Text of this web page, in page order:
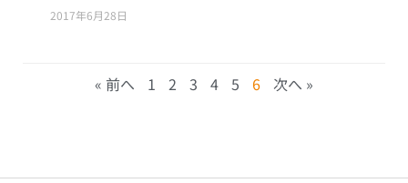
2017年6月28日
« 前へ 1 2 3 4 5 6 次へ »